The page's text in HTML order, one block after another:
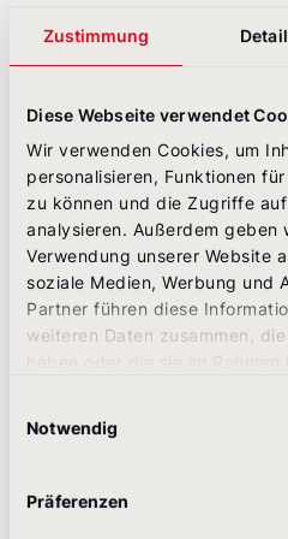
Zustimmung
Diese Webseite verwendet
Wir verwenden Cookies, um
personalisieren, Funktionen
zu können und die Zugriffe
analysieren. Außerdem geben
Verwendung unserer Website
soziale Medien, Werbung und
Partner führen diese
weiteren Daten zusammen,
Notwendig
Präferenzen
erkennen lässt. Die
Good Practice: Mercedes Benz
Innovation.